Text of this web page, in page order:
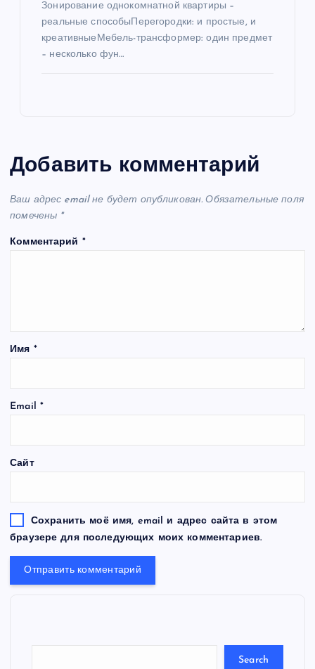
Зонирование однокомнатной квартиры –
реальные способыПерегородки: и простые, и
креативныеМебель-трансформер: один предмет
– несколько фун…
Добавить комментарий
Ваш адрес email не будет опубликован. Обязательные поля
помечены *
Комментарий *
Имя *
Email *
Сайт
Сохранить моё имя, email и адрес сайта в этом
браузере для последующих моих комментариев.
S
e
Search